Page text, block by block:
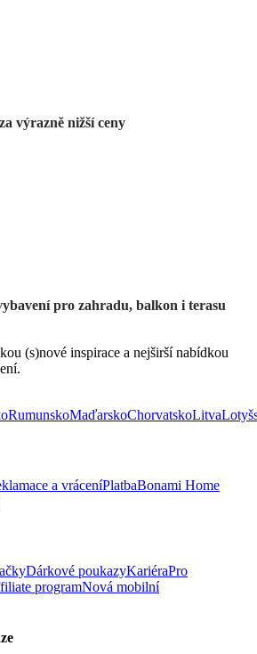
výrazně nižší ceny
pro zahradu, balkon i terasu
(s)nové inspirace a nejširší nabídkou
RumunskoMaďarskoChorvatskoLitva
a vráceníPlatbaBonami Home
Dárkové poukazyKariéraPro
programNová mobilní